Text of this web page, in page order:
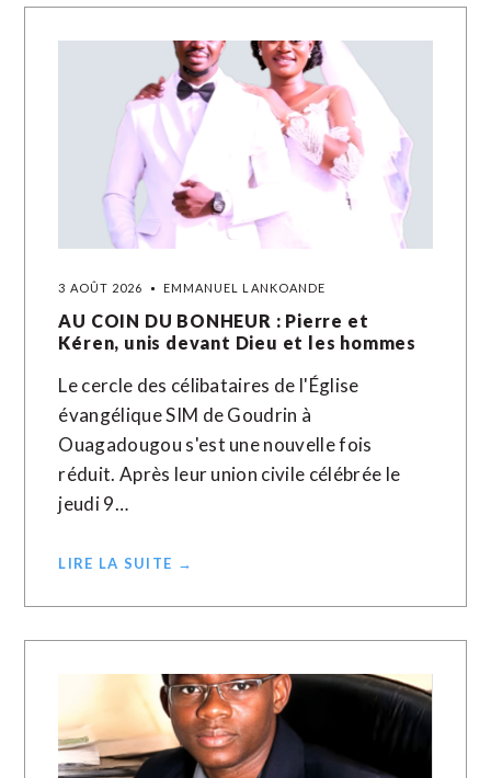
3 AOÛT 2026 EMMANUEL LANKOANDE
AU COIN DU BONHEUR : Pierre et
Kéren, unis devant Dieu et les hommes
Le cercle des célibataires de l'Église
évangélique SIM de Goudrin à
Ouagadougou s'est une nouvelle fois
réduit. Après leur union civile célébrée le
jeudi 9…
LIRE LA SUITE →